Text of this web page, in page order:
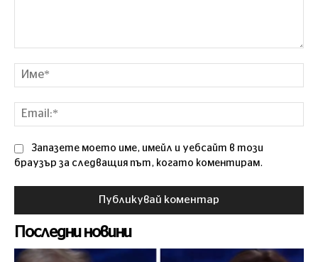
Запазете моето име, имейл и уебсайт в този
браузър за следващия път, когато коментирам.
Последни новини